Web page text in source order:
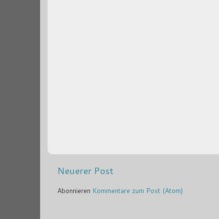
Neuerer Post
Abonnieren Kommentare zum Post (Atom)